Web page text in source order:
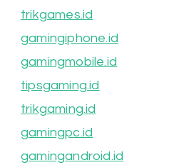
trikgames.id
gamingiphone.id
gamingmobile.id
tipsgaming.id
trikgaming.id
gamingpc.id
gamingandroid.id